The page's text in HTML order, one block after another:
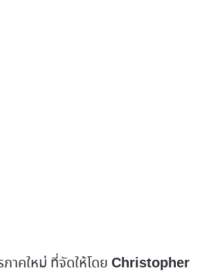
ภาคใหม่ ที่จัดให้โดยChristopher